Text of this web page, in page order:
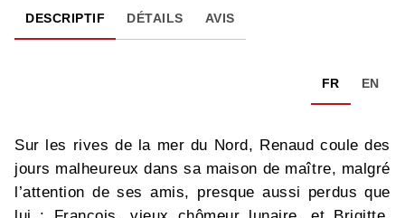
DESCRIPTIF DÉTAILS AVIS
FR EN
Sur les rives de la mer du Nord, Renaud coule des
jours malheureux dans sa maison de maître, malgré
l’attention de ses amis, presque aussi perdus que